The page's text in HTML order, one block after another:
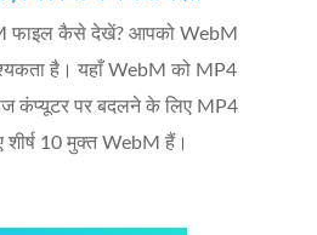
फाइल कैसे देखें? आपको WebM
है। यहाँ WebM को MP4
कंप्यूटर पर बदलने के लिए MP4
10 मुक्त WebM हैं।